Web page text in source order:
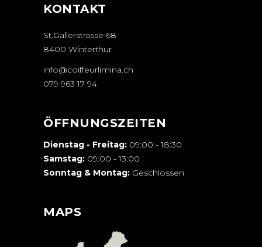
KONTAKT
St.Gallerstrasse 68
8400 Winterthur
info@coiffeurlimina.ch
079 963 17 94
ÖFFNUNGSZEITEN
Dienstag - Freitag: 09:00 - 18:30
Samstag: 09:00 - 13:00
Sonntag & Montag: Geschlossen
MAPS